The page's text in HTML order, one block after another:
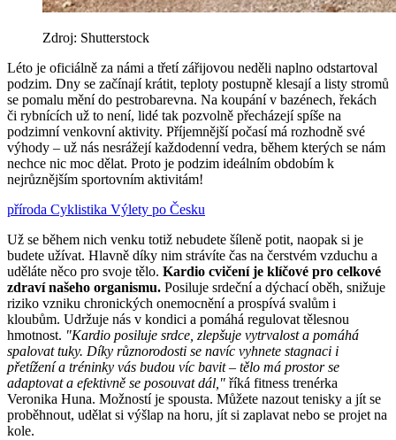
Zdroj: Shutterstock
Léto je oficiálně za námi a třetí zářijovou neděli naplno odstartoval
podzim. Dny se začínají krátit, teploty postupně klesají a listy stromů
se pomalu mění do pestrobarevna. Na koupání v bazénech, řekách
či rybnících už to není, lidé tak pozvolně přecházejí spíše na
podzimní venkovní aktivity. Příjemnější počasí má rozhodně své
výhody – už nás nesrážejí každodenní vedra, během kterých se nám
nechce nic moc dělat. Proto je podzim ideálním obdobím k
nejrůznějším sportovním aktivitám!
příroda Cyklistika Výlety po Česku
Už se během nich venku totiž nebudete šíleně potit, naopak si je
budete užívat. Hlavně díky nim strávíte čas na čerstvém vzduchu a
uděláte něco pro svoje tělo. Kardio cvičení je klíčové pro celkové
zdraví našeho organismu. Posiluje srdeční a dýchací oběh, snižuje
riziko vzniku chronických onemocnění a prospívá svalům i
kloubům. Udržuje nás v kondici a pomáhá regulovat tělesnou
hmotnost. "Kardio posiluje srdce, zlepšuje vytrvalost a pomáhá
spalovat tuky. Díky různorodosti se navíc vyhnete stagnaci i
přetížení a tréninky vás budou víc bavit – tělo má prostor se
adaptovat a efektivně se posouvat dál," říká fitness trenérka
Veronika Huna. Možností je spousta. Můžete nazout tenisky a jít se
proběhnout, udělat si výšlap na horu, jít si zaplavat nebo se projet na
kole.